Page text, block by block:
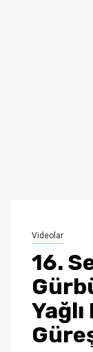
Videolar
16.